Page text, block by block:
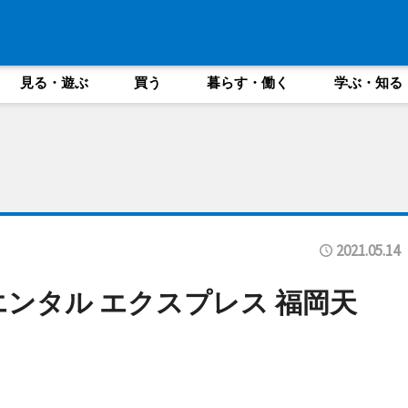
見る・遊ぶ 買う 暮らす・働く 学ぶ・知る
2021.05.14
タル エクスプレス 福岡天